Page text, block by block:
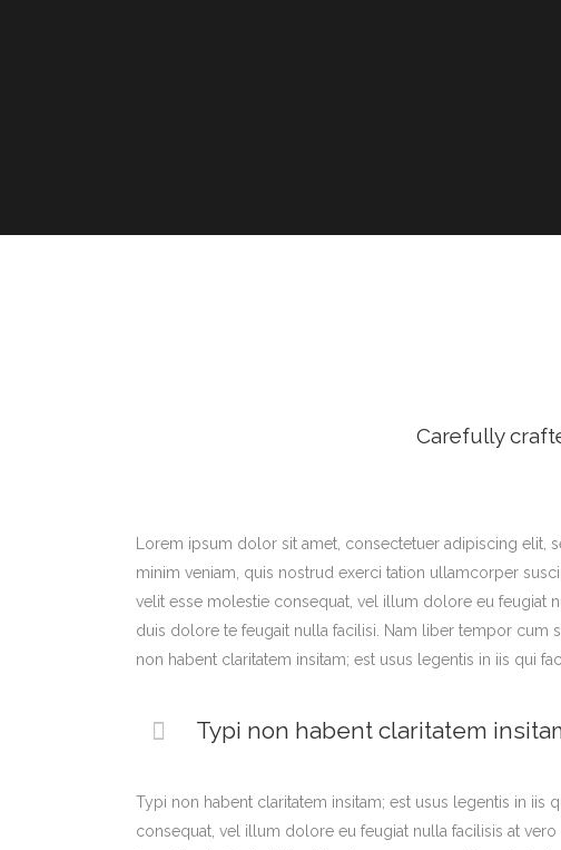
Carefully
Lorem ipsum dolor sit amet, consectetuer adipiscing
minim veniam, quis nostrud exerci tation ullamcorper
velit esse molestie consequat, vel illum dolore eu feugiat
duis dolore te feugait nulla facilisi. Nam liber tempor
non habent claritatem insitam; est usus legentis in iis qui
Typi non habent claritatem
Typi non habent claritatem insitam; est usus legentis in
consequat, vel illum dolore eu feugiat nulla facilisis at